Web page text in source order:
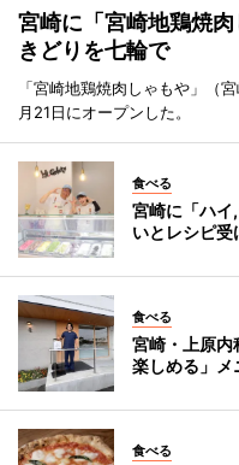
宮崎に「宮崎地鶏焼
きどりを七輪で
「宮崎地鶏焼肉しゃもや」（
月21日にオープンした。
食べる
宮崎に「ハ
いとレシピ受
食べる
宮崎・上原
楽しめる」メ
食べる